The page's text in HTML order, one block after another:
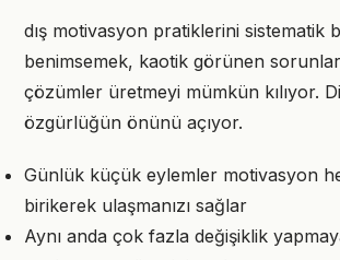
dış motivasyon pratiklerini sistematik
benimsemek, kaotik görünen
çözümler üretmeyi mümkün kılıyor.
özgürlüğün önünü açıyor.
Günlük küçük eylemler motivasyon
birikerek ulaşmanızı sağlar
Aynı anda çok fazla değişiklik